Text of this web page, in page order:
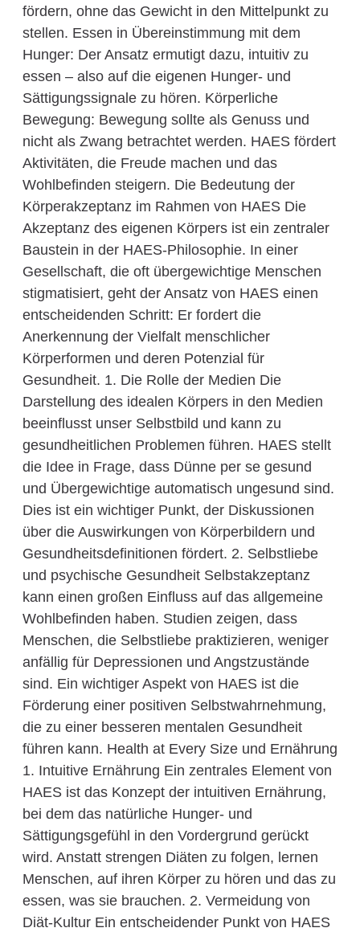
fördern, ohne das Gewicht in den Mittelpunkt zu
stellen. Essen in Übereinstimmung mit dem
Hunger: Der Ansatz ermutigt dazu, intuitiv zu
essen – also auf die eigenen Hunger- und
Sättigungssignale zu hören. Körperliche
Bewegung: Bewegung sollte als Genuss und
nicht als Zwang betrachtet werden. HAES fördert
Aktivitäten, die Freude machen und das
Wohlbefinden steigern. Die Bedeutung der
Körperakzeptanz im Rahmen von HAES Die
Akzeptanz des eigenen Körpers ist ein zentraler
Baustein in der HAES-Philosophie. In einer
Gesellschaft, die oft übergewichtige Menschen
stigmatisiert, geht der Ansatz von HAES einen
entscheidenden Schritt: Er fordert die
Anerkennung der Vielfalt menschlicher
Körperformen und deren Potenzial für
Gesundheit. 1. Die Rolle der Medien Die
Darstellung des idealen Körpers in den Medien
beeinflusst unser Selbstbild und kann zu
gesundheitlichen Problemen führen. HAES stellt
die Idee in Frage, dass Dünne per se gesund
und Übergewichtige automatisch ungesund sind.
Dies ist ein wichtiger Punkt, der Diskussionen
über die Auswirkungen von Körperbildern und
Gesundheitsdefinitionen fördert. 2. Selbstliebe
und psychische Gesundheit Selbstakzeptanz
kann einen großen Einfluss auf das allgemeine
Wohlbefinden haben. Studien zeigen, dass
Menschen, die Selbstliebe praktizieren, weniger
anfällig für Depressionen und Angstzustände
sind. Ein wichtiger Aspekt von HAES ist die
Förderung einer positiven Selbstwahrnehmung,
die zu einer besseren mentalen Gesundheit
führen kann. Health at Every Size und Ernährung
1. Intuitive Ernährung Ein zentrales Element von
HAES ist das Konzept der intuitiven Ernährung,
bei dem das natürliche Hunger- und
Sättigungsgefühl in den Vordergrund gerückt
wird. Anstatt strengen Diäten zu folgen, lernen
Menschen, auf ihren Körper zu hören und das zu
essen, was sie brauchen. 2. Vermeidung von
Diät-Kultur Ein entscheidender Punkt von HAES